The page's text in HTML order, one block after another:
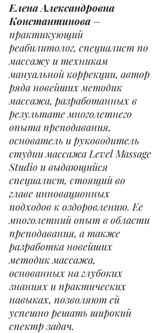
Елена Александровна
Константинова –
практикующий
реабилитолог, специалист по
массажу и техникам
мануальной коррекции, автор
ряда новейших методик
массажа, разработанных в
результате многолетнего
опыта преподавания,
основатель и руководитель
студии массажа Level Massage
Studio и выдающийся
специалист, стоящий во
главе инновационных
подходов к оздоровлению. Ее
многолетний опыт в области
преподавания, а также
разработка новейших
методик массажа,
основанных на глубоких
знаниях и практических
навыках, позволяют ей
успешно решать широкий
спектр задач.